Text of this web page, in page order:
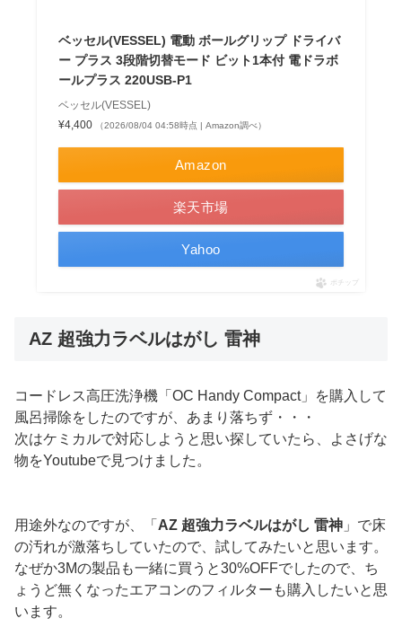
ベッセル(VESSEL) 電動 ボールグリップ ドライバ
ー プラス 3段階切替モード ビット1本付 電ドラボ
ールプラス 220USB-P1
ベッセル(VESSEL)
¥4,400
（2026/08/04 04:58時点 | Amazon調べ）
Amazon
楽天市場
Yahoo
ポチップ
AZ 超強力ラベルはがし 雷神
コードレス高圧洗浄機「OC Handy Compact」を購入して
風呂掃除をしたのですが、あまり落ちず・・・
次はケミカルで対応しようと思い探していたら、よさげな
物をYoutubeで見つけました。
用途外なのですが、「 AZ 超強力ラベルはがし 雷神 」で床
の汚れが激落ちしていたので、試してみたいと思います。
なぜか3Mの製品も一緒に買うと30%OFFでしたので、ち
ょうど無くなったエアコンのフィルターも購入したいと思
います。